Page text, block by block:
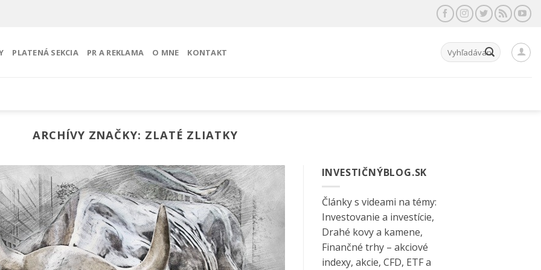
PLATENÁ SEKCIA PR A REKLAMA O MNE KONTAKT Hľadať:
ARCHÍVY ZNAČKY: ZLATÉ ZLIATKY
INVESTIČNÝBLOG.SK
Články s videami na témy:
Investovanie a investície,
Drahé kovy a kamene,
Finančné trhy – akciové
indexy, akcie, CFD, ETF a